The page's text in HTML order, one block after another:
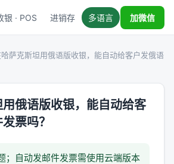
银 · POS 进销存 多语言 税务对接
加微信
萨克斯坦用俄语版收银，能自动给客户发俄语
俄语版收银，能自动给客
票吗？
；自动发邮件发票需使用云端版本